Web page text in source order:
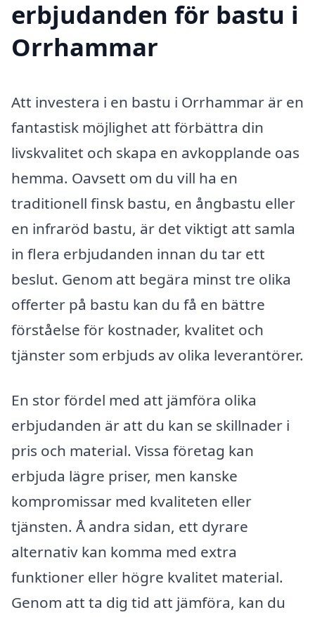
erbjudanden för bastu i
Orrhammar
Att investera i en bastu i Orrhammar är en
fantastisk möjlighet att förbättra din
livskvalitet och skapa en avkopplande oas
hemma. Oavsett om du vill ha en
traditionell finsk bastu, en ångbastu eller
en infraröd bastu, är det viktigt att samla
in flera erbjudanden innan du tar ett
beslut. Genom att begära minst tre olika
offerter på bastu kan du få en bättre
förståelse för kostnader, kvalitet och
tjänster som erbjuds av olika leverantörer.
En stor fördel med att jämföra olika
erbjudanden är att du kan se skillnader i
pris och material. Vissa företag kan
erbjuda lägre priser, men kanske
kompromissar med kvaliteten eller
tjänsten. Å andra sidan, ett dyrare
alternativ kan komma med extra
funktioner eller högre kvalitet material.
Genom att ta dig tid att jämföra, kan du